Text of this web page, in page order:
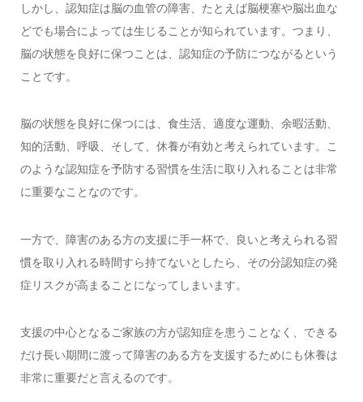
しかし、認知症は脳の血管の障害、たとえば脳梗塞や脳出血な
どでも場合によっては生じることが知られています。つまり、
脳の状態を良好に保つことは、認知症の予防につながるという
ことです。
脳の状態を良好に保つには、食生活、適度な運動、余暇活動、
知的活動、呼吸、そして、休養が有効と考えられています。こ
のような認知症を予防する習慣を生活に取り入れることは非常
に重要なことなのです。
一方で、障害のある方の支援に手一杯で、良いと考えられる習
慣を取り入れる時間すら持てないとしたら、その分認知症の発
症リスクが高まることになってしまいます。
支援の中心となるご家族の方が認知症を患うことなく、できる
だけ長い期間に渡って障害のある方を支援するためにも休養は
非常に重要だと言えるのです。